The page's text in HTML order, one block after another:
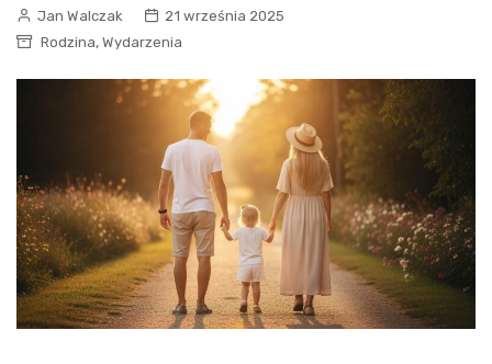
Jan Walczak
21 września 2025
Rodzina, Wydarzenia